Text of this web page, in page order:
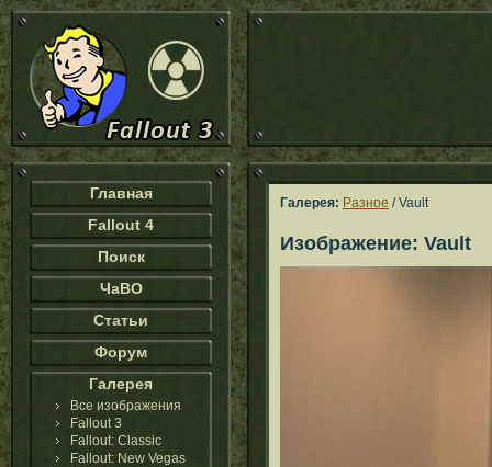
Главная
Fallout 4
Поиск
ЧаВО
Статьи
Форум
Галерея
Все изображения
Fallout 3
Fallout: Classic
Fallout: New Vegas
Галерея: Разное / Vault
Изображение: Vault